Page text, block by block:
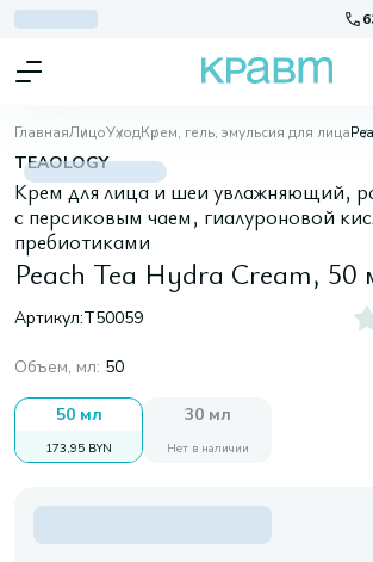
ГлавнаяЛицоУходКрем, гель, эмульсия для лица
TEAOLOGY
Крем для лица и шеи увлажняющий,
с персиковым чаем, гиалуроновой
пребиотиками
Peach Tea Hydra Cream, 50
Артикул:T50059
Объем, мл: 50
50 мл
173,95 BYN
30 мл
Нет в наличии